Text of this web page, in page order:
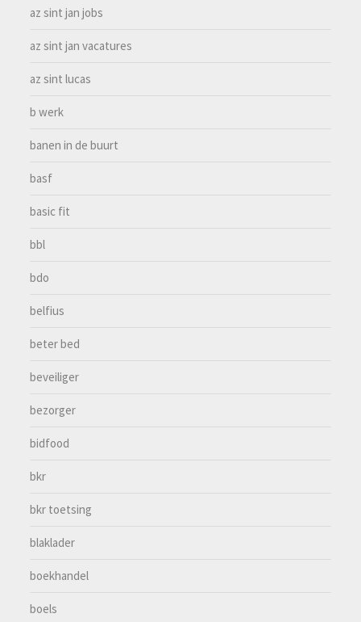
az sint jan jobs
az sint jan vacatures
az sint lucas
b werk
banen in de buurt
basf
basic fit
bbl
bdo
belfius
beter bed
beveiliger
bezorger
bidfood
bkr
bkr toetsing
blaklader
boekhandel
boels